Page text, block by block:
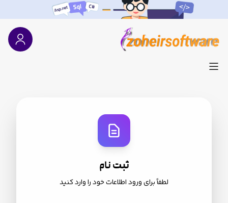
ثبت نام
لطفاً برای ورود اطلاعات خود را وارد کنید